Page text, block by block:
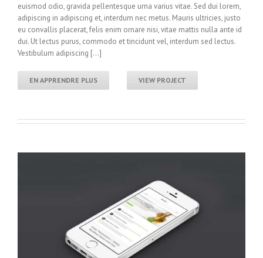
euismod odio, gravida pellentesque urna varius vitae. Sed dui lorem,
adipiscing in adipiscing et, interdum nec metus. Mauris ultricies, justo
eu convallis placerat, felis enim ornare nisi, vitae mattis nulla ante id
dui. Ut lectus purus, commodo et tincidunt vel, interdum sed lectus.
Vestibulum adipiscing […]
EN APPRENDRE PLUS VIEW PROJECT